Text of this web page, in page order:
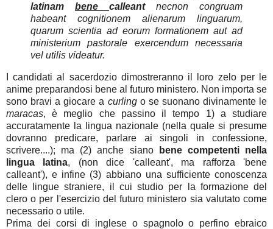
latinam bene calleantnecnon congruam
habeant cognitionem alienarum linguarum,
quarum scientia ad eorum formationem aut ad
ministerium pastorale exercendum necessaria
vel utilis videatur.
I candidati al sacerdozio dimostreranno il loro zelo per le
anime preparandosi bene al futuro ministero. Non importa se
sono bravi a giocare a curling o se suonano divinamente le
maracas, è meglio che passino il tempo 1) a studiare
accuratamente la lingua nazionale (nella quale si presume
dovranno predicare, parlare ai singoli in confessione,
scrivere....); ma (2) anche siano
bene competenti nella
lingua latina, (non dice 'calleant', ma rafforza 'bene
calleant'), e infine (3) abbiano una sufficiente conoscenza
delle lingue straniere, il cui studio per la formazione del
clero o per l'esercizio del futuro ministero sia valutato come
necessario o utile.
Prima dei corsi di inglese o spagnolo o perfino ebraico